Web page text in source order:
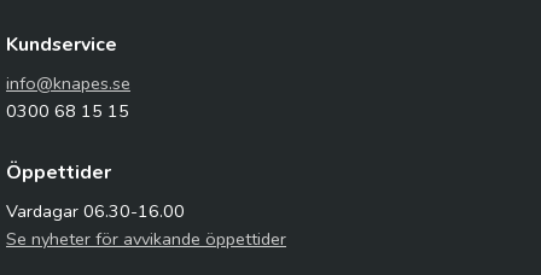
Kundservice
info@knapes.se
0300 68 15 15
Öppettider
Vardagar 06.30-16.00
Se nyheter för avvikande öppettider